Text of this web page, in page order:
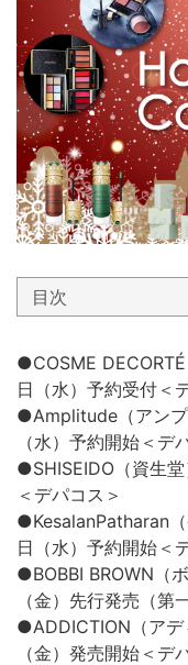
目次
●COSME
日（水）予約受付＜
●Amplitude（アン
（水）予約開始＜デ
●SHISEIDO（資生
＜デパコス＞
●KesalanPatharan
日（水）予約開始＜
●BOBBI BROWN（
（金）先行発売（第
●ADDICTION（アデ
（金）発売開始＜デ